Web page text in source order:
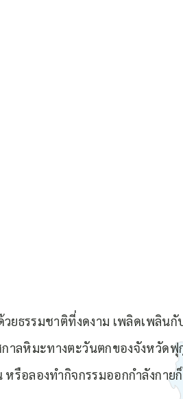
ยธรรมชาติที่งดงาม เพลิดเพลิน
าลหิมะทางตะวันตกของจังหวัด
รือลองทำกิจกรรมออกกำลังกาย